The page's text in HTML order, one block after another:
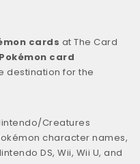
cards at The Card
card
destination for the
Creatures
character names,
DS, Wii, Wii U, and